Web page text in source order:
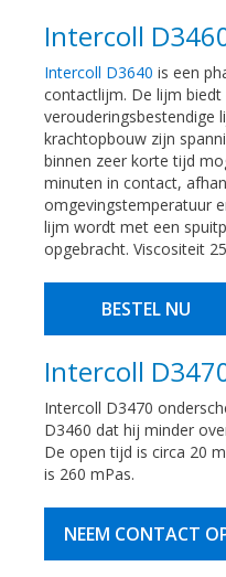
Intercoll
Intercoll D3640 is een
contactlijm. De lijm biedt
verouderingsbestendige
krachtopbouw zijn
binnen zeer korte tijd
minuten in contact,
omgevingstemperatuur
lijm wordt met een
opgebracht. Viscositeit
BESTEL NU
Intercoll
Intercoll D3470
D3460 dat hij minder
De open tijd is circa 20
is 260 mPas.
NEEM CONTACT